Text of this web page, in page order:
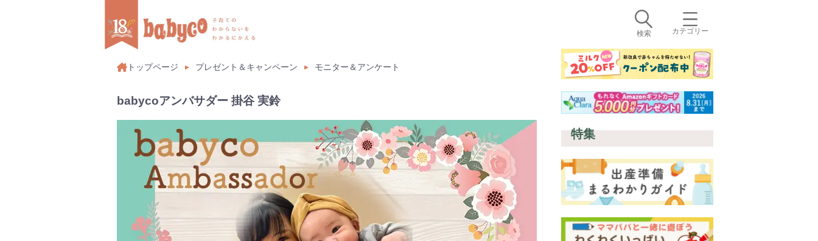
検索 カテゴリー
トップページ プレゼント＆キャンペーン モニター＆アンケート
babycoアンバサダー 掛谷 実鈴
特集